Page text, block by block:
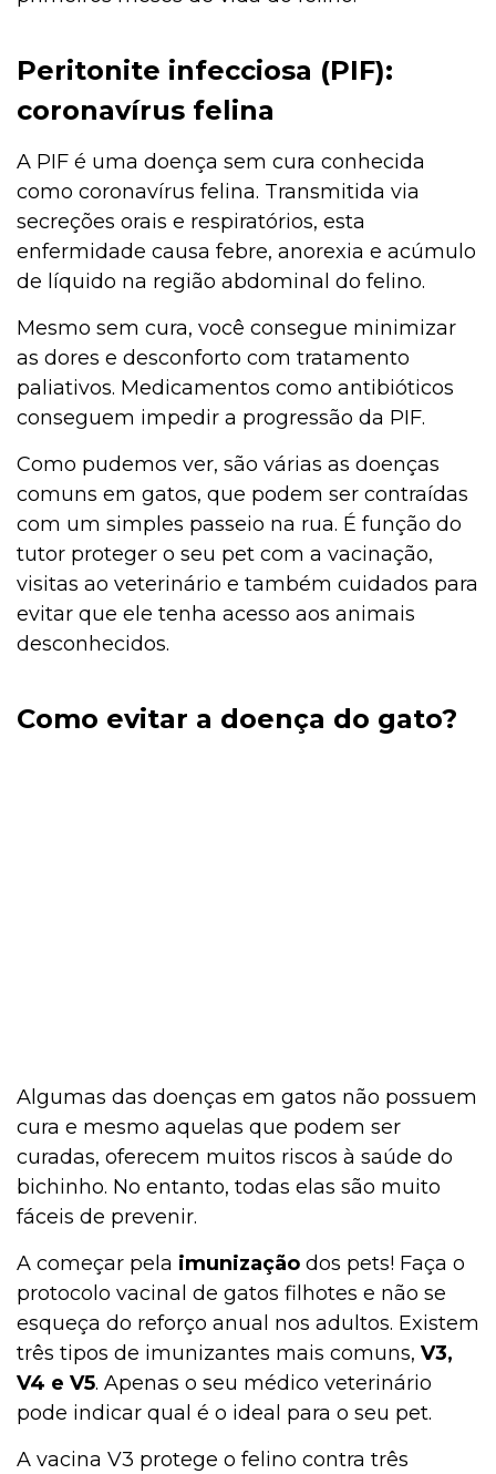
Peritonite infecciosa (PIF):
coronavírus felina
A PIF é uma doença sem cura conhecida
como coronavírus felina. Transmitida via
secreções orais e respiratórios, esta
enfermidade causa febre, anorexia e acúmulo
de líquido na região abdominal do felino.
Mesmo sem cura, você consegue minimizar
as dores e desconforto com tratamento
paliativos. Medicamentos como antibióticos
conseguem impedir a progressão da PIF.
Como pudemos ver, são várias as doenças
comuns em gatos, que podem ser contraídas
com um simples passeio na rua. É função do
tutor proteger o seu pet com a vacinação,
visitas ao veterinário e também cuidados para
evitar que ele tenha acesso aos animais
desconhecidos.
Como evitar a doença do gato?
Algumas das doenças em gatos não possuem
cura e mesmo aquelas que podem ser
curadas, oferecem muitos riscos à saúde do
bichinho. No entanto, todas elas são muito
fáceis de prevenir.
A começar pela imunização dos pets! Faça o
protocolo vacinal de gatos filhotes e não se
esqueça do reforço anual nos adultos. Existem
três tipos de imunizantes mais comuns, V3,
V4 e V5. Apenas o seu médico veterinário
pode indicar qual é o ideal para o seu pet.
A vacina V3 protege o felino contra três